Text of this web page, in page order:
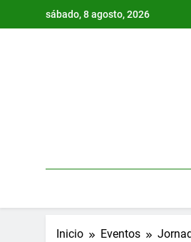
sábado, 8 agosto, 2026
Inicio Eventos